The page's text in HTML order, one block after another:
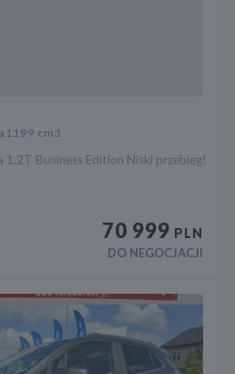
1199 cm3
Business Edition Niski przebieg!
70 999 PLN
DO NEGOCJACJI